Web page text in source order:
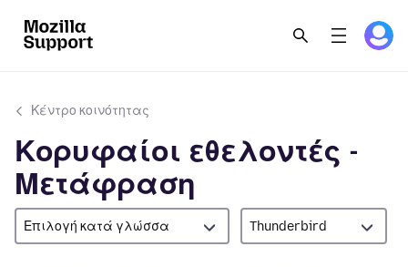
Κέντρο κοινότητας
Κορυφαίοι εθελοντές -
Μετάφραση
Επιλογή κατά γλώσσα Thunderbird